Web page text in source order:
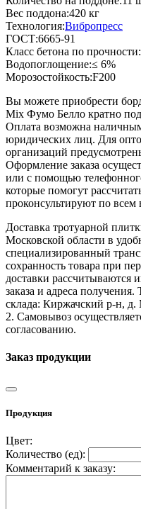
Вес поддона:420 кг
Технология:Вибропресс
ГОСТ:6665-91
Класс бетона по прочности:
Водопоглощение:≤ 6%
Морозостойкость:F200
Вы можете приобрести
Mix Фумо Белло кратно
Оплата возможна
юридических лиц. Для
организаций
Оформление заказа
или с помощью
которые помогут
проконсультируют по всем
Доставка тротуарной
Московской области в
специализированный
сохранность товара при
доставки рассчитываются
заказа и адреса
склада: Киржачский р-н, д.
2. Самовывоз
согласованию.
Заказ продукции
Продукция
Цвет:
Количество (ед):
Комментарий к заказу: